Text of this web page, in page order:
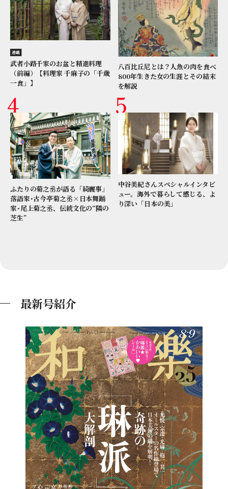
連載
武者小路千家のお盆と精進料理
（前編）【料理家 千麻子の「千歳
一食」】
八百比丘尼とは？人魚の肉を食べ
800年生きた女の生涯とその結末
を解説
ふたりの菊之丞が語る「綺麗事」
落語家･古今亭菊之丞×日本舞踊
家･尾上菊之丞、伝統文化の“隣の
芝生”
中谷美紀さんスペシャルインタビ
ュー。海外で暮らして感じる、よ
り深い「日本の美」
最新号紹介